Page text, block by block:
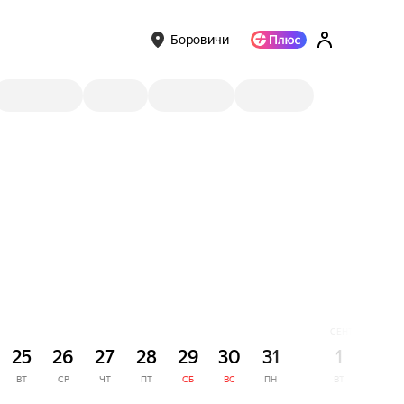
Боровичи
25
ВТ
26
СР
27
ЧТ
28
ПТ
29
СБ
30
ВС
31
ПН
1
ВТ